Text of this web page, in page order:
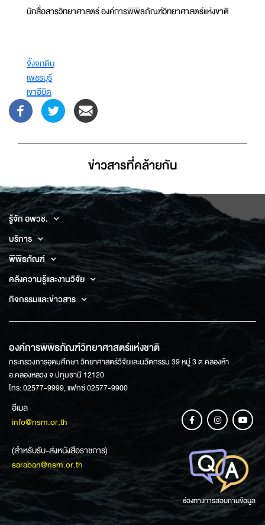
นักสื่อสารวิทยาศาสตร์ องค์การพิพิธภัณฑ์วิทยาศาสตร์แห่งขาติ
จิ้งจกดิน
เพชรบุรี
เขาอีบิด
ข่าวสารที่่คล้ายกัน
รู้จัก อพวช.
บริการ
พิพิธภัณฑ์
คลังความรู้และงานวิจัย
กิจกรรมและข่าวสาร
องค์การพิพิธภัณฑ์วิทยาศาสตร์แห่งชาติ
กระทรวงการอุดมศึกษา วิทยาศาสตร์วิจัยและนวัตกรรม 39 หมู่ 3 ต.คลองห้า
อ.คลองหลวง จ.ปทุมธานี 12120
โทร: 02577-9999, แฟกซ์ 02577-9900
อีเมล
info@nsm.or.th
(สำหรับรับ-ส่งหนังสือราชการ)
saraban@nsm.or.th
ช่องทางการสอบถามข้อมูล